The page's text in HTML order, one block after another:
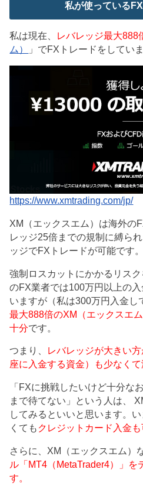
私が使っている
私は現在、 レバレッジ最大888
ム）
」でFXトレードをしていま
https://www.xmtrading.com/jp/
XM（エックスエム）は海外の
レッジ25倍までの規制に縛ら
ッジでFXトレードが可能です。
強制ロスカットにかかるリス
のFX業者では100万円以上の
いますが（私は300万円入金し
最大888倍のXM（エックスエ
十分です。
つまり、 レバレッジが大きい
座に入金する資金）も少なくて
「FXに挑戦したいけど十分な
まで待てない」という人は、
してみるといいと思います。
くても クレジットカード入金
さらに、XM（エックスエム）
ル「MT4（MetaTrader4）」を
す。